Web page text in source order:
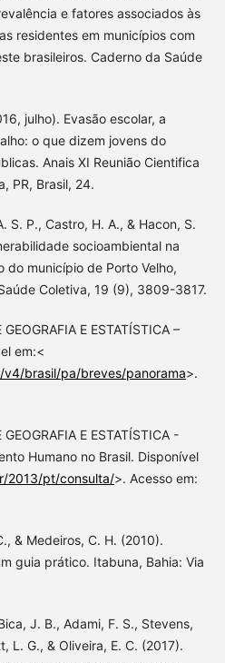
e fatores associados às
residentes em municípios com
brasileiros. Caderno da Saúde
julho). Evasão escolar, a
o que dizem jovens do
Anais XI Reunião Cientifica
PR, Brasil, 24.
S. P., Castro, H. A., & Hacon, S.
socioambiental na
do município de Porto Velho,
Coletiva, 19 (9), 3809-3817.
E ESTATÍSTICA –
em:<
brasil/pa/breves/panorama>.
E ESTATÍSTICA -
Humano no Brasil. Disponível
2013/pt/consulta/>. Acesso em:
& Medeiros, C. H. (2010).
guia prático. Itabuna, Bahia: Via
J. B., Adami, F. S., Stevens,
L. G., & Oliveira, E. C. (2017).